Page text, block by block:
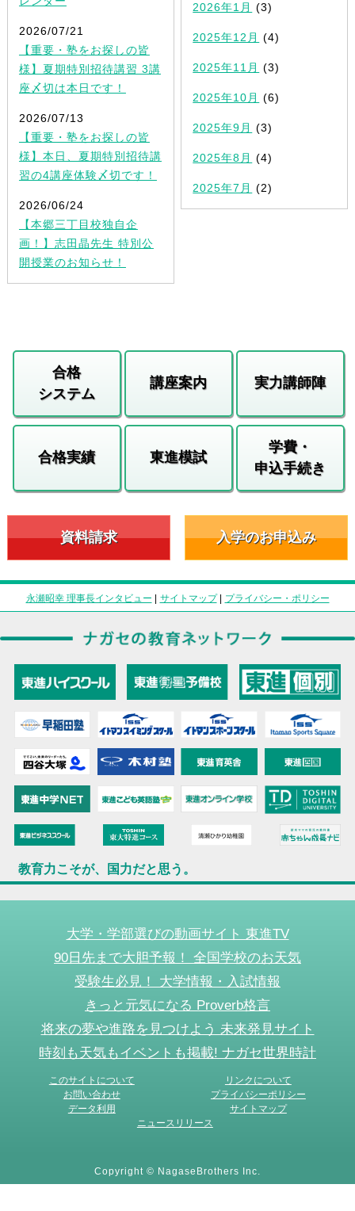
2026/07/21
【重要・塾をお探しの皆
様】夏期特別招待講習 3講
座〆切は本日です！
2026/07/13
【重要・塾をお探しの皆
様】本日、夏期特別招待講
習の4講座体験〆切です！
2026/06/24
【本郷三丁目校独自企
画！】志田晶先生 特別公
開授業のお知らせ！
2026年1月 (3)
2025年12月 (4)
2025年11月 (3)
2025年10月 (6)
2025年9月 (3)
2025年8月 (4)
2025年7月 (2)
合格
システム
講座案内 実力講師陣
合格実績 東進模試
学費・
申込手続き
資料請求 入学のお申込み
永瀬昭幸 理事長インタビュー | サイトマップ| プライバシー・ポリシー
教育力こそが、国力だと思う。
大学・学部選びの動画サイト 東進TV
90日先まで大胆予報！ 全国学校のお天気
受験生必見！ 大学情報・入試情報
きっと元気になる Proverb格言
将来の夢や進路を見つけよう 未来発見サイト
時刻も天気もイベントも掲載! ナガセ世界時計
このサイトについて
リンクについて
お問い合わせ
プライバシーポリシー
データ利用
サイトマップ
ニュースリリース
Copyright © NagaseBrothers Inc.